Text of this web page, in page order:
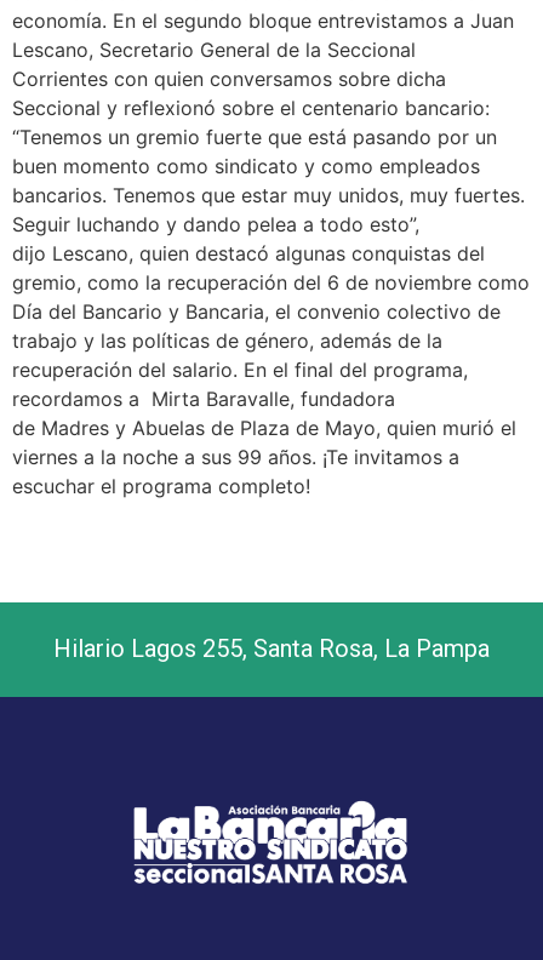
economía. En el segundo bloque entrevistamos a Juan
Lescano, Secretario General de la Seccional
Corrientes con quien conversamos sobre dicha
Seccional y reflexionó sobre el centenario bancario:
“Tenemos un gremio fuerte que está pasando por un
buen momento como sindicato y como empleados
bancarios. Tenemos que estar muy unidos, muy fuertes.
Seguir luchando y dando pelea a todo esto”,
dijo Lescano, quien destacó algunas conquistas del
gremio, como la recuperación del 6 de noviembre como
Día del Bancario y Bancaria, el convenio colectivo de
trabajo y las políticas de género, además de la
recuperación del salario. En el final del programa,
recordamos a Mirta Baravalle, fundadora
de Madres y Abuelas de Plaza de Mayo, quien murió el
viernes a la noche a sus 99 años. ¡Te invitamos a
escuchar el programa completo!
Hilario Lagos 255, Santa Rosa, La Pampa